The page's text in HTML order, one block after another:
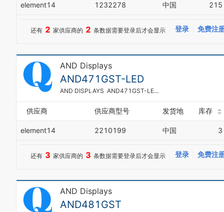
element14 1232278 中国 215
还有 2 家供应商的 2 条数据需要登录后才会显示 登录 免费注
AND Displays
AND471GST-LED
AND DISPLAYS AND471GST-LED 液晶字符显示屏, 32位, 9.66MM
供应商 供应商型号 发货地 库存
element14 2210199 中国 3
还有 3 家供应商的 3 条数据需要登录后才会显示 登录 免费注
AND Displays
AND481GST